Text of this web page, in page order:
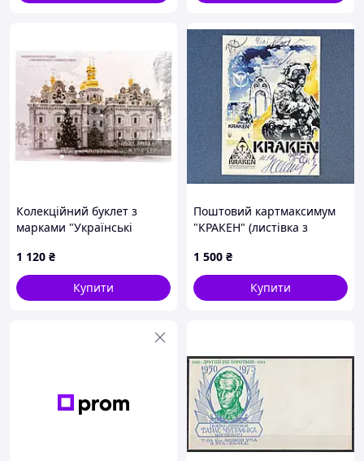
Колекційний буклет з
марками "Українські
Печерській лаврі" 2023 рік
1 120 ₴
Купити
Поштовий картмаксимум
"КРАКЕН" (листівка з
1 500 ₴
Купити